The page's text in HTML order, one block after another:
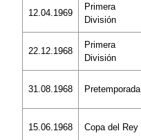
12.04.1969
Primera
División
22.12.1968
Primera
División
31.08.1968 Pretemporada
15.06.1968 Copa del Rey